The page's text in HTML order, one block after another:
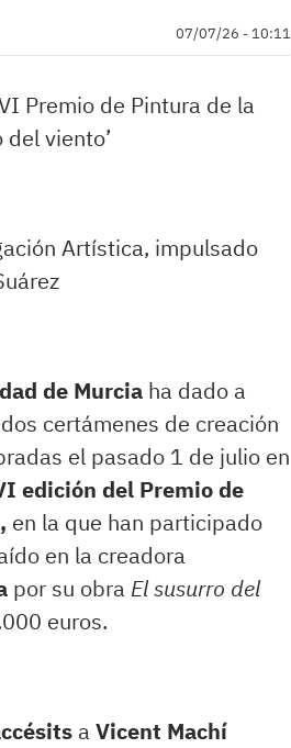
07/07/26 - 10:11
Premio de Pintura de la
viento’
Artística, impulsado
de Murcia ha dado a
certámenes de creación
el pasado 1 de julio en
edición del Premio de
en la que han participado
en la creadora
por su obra El susurro del
euros.
a Vicent Machí